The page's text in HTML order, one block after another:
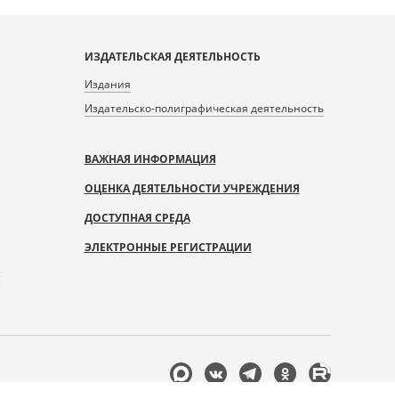
ИЗДАТЕЛЬСКАЯ ДЕЯТЕЛЬНОСТЬ
Издания
Издательско-полиграфическая деятельность
ВАЖНАЯ ИНФОРМАЦИЯ
ОЦЕНКА ДЕЯТЕЛЬНОСТИ УЧРЕЖДЕНИЯ
ДОСТУПНАЯ СРЕДА
ЭЛЕКТРОННЫЕ РЕГИСТРАЦИИ